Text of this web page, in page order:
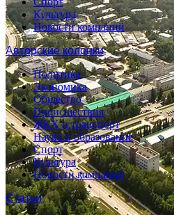
Культура
Новости компаний
Авторские колонки
Политика
Экономика
Общество
Происшествия
ЖКХ и транспорт
Наука и образование
Спорт
Культура
Новости компаний
Статьи